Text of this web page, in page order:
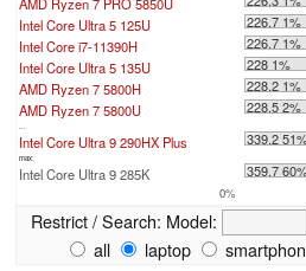
Intel Core Ultra 5 125U
226.7 1%
Intel Core i7-11390H
226.7 1%
Intel Core Ultra 5 135U
228 1%
AMD Ryzen 7 5800H
228.2 1%
AMD Ryzen 7 5800U
228.5 2%
...
Intel Core Ultra 9 290HX Plus 339.2
max:
Intel Core Ultra 9 285K 359.7
0%
Restrict / Search: Model:
all
laptop